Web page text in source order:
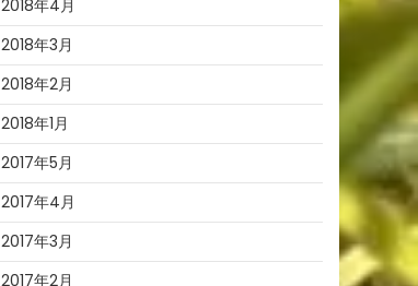
2018年4月
2018年3月
2018年2月
2018年1月
2017年5月
2017年4月
2017年3月
2017年2月